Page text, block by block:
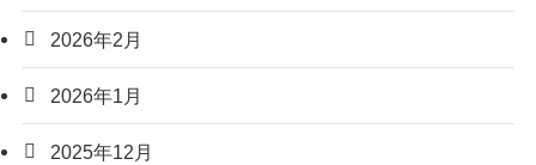
2026年2月
2026年1月
2025年12月